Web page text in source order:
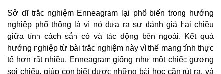
Sở dĩ trắc nghiệm Enneagram lại phổ biến trong hướng
nghiệp phổ thông là vì nó đưa ra sự đánh giá hai chiều
giữa tính cách sẵn có và tác động bên ngoài. Kết quả
hướng nghiệp từ bài trắc nghiệm này vì thế mang tính thực
tế hơn rất nhiều. Enneagram giống như một chiếc gương
soi chiếu, giúp con biết được những bài học cần rút ra, và